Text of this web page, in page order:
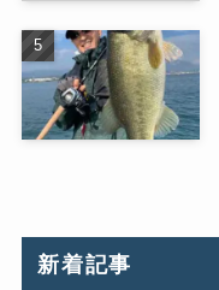
新着記事